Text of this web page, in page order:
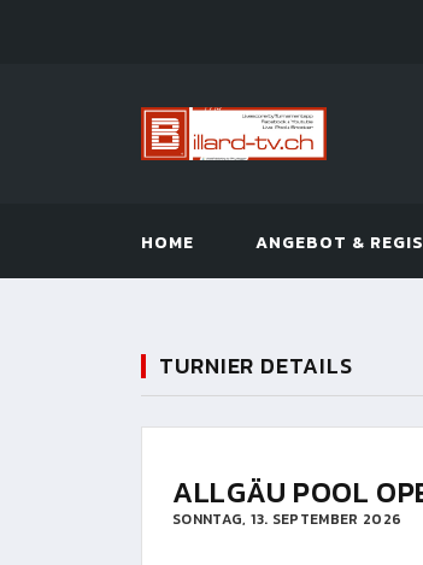
HOME ANGEBOT &
TURNIER DETAILS
ALLGÄU POOL
SONNTAG, 13. SEPTEMBER 2026